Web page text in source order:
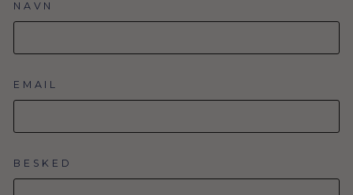
NAVN
EMAIL
BESKED